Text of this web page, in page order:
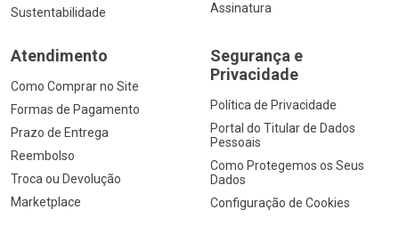
Sustentabilidade
Assinatura
Atendimento
Como Comprar no Site
Formas de Pagamento
Prazo de Entrega
Reembolso
Troca ou Devolução
Marketplace
Segurança e
Privacidade
Política de Privacidade
Portal do Titular de Dados
Pessoais
Como Protegemos os Seus
Dados
Configuração de Cookies